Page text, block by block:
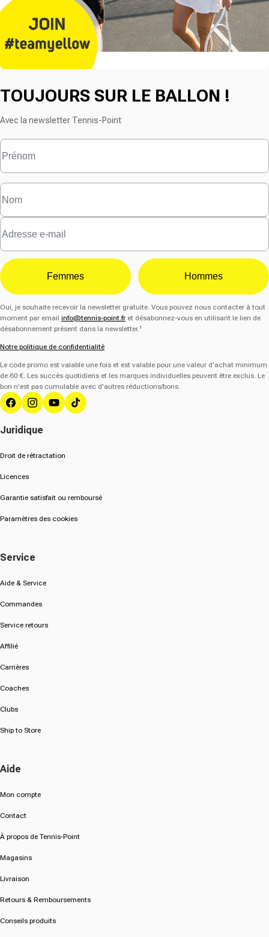
TOUJOURS SUR LE BALLON !
Avec la newsletter Tennis-Point
Femmes Hommes
Oui, je souhaite recevoir la newsletter gratuite. Vous pouvez nous contacter à tout
moment par email info@tennis-point.fr et désabonnez-vous en utilisant le lien de
désabonnement présent dans la newsletter.¹
Notre politique de confidentialité
Le code promo est valable une fois et est valable pour une valeur d'achat minimum
de 60 €. Les succès quotidiens et les marques individuelles peuvent être exclus. Le
bon n'est pas cumulable avec d'autres réductions/bons.
FacebookInstagram
YouTubeTik Tok
Juridique
Droit de rétractation
Licences
Garantie satisfait ou remboursé
Paramètres des cookies
Service
Aide & Service
Commandes
Service retours
Affilié
Carrières
Coaches
Clubs
Ship to Store
Aide
Mon compte
Contact
À propos de Tennis-Point
Magasins
Livraison
Retours & Remboursements
Conseils produits